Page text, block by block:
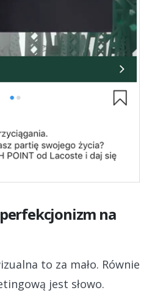
na
to za mało. Równie
jest słowo.